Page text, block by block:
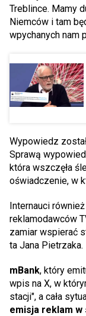
Treblince. Mamy
Niemców i tam
wpychanych nam
Wypowiedz
Sprawą
która wszczęła
oświadczenie, w
Internauci
reklamodawców
zamiar wspierać
ta Jana Pietrzaka.
mBank, który
wpis na X, w
stacji", a cała
emisja reklam w